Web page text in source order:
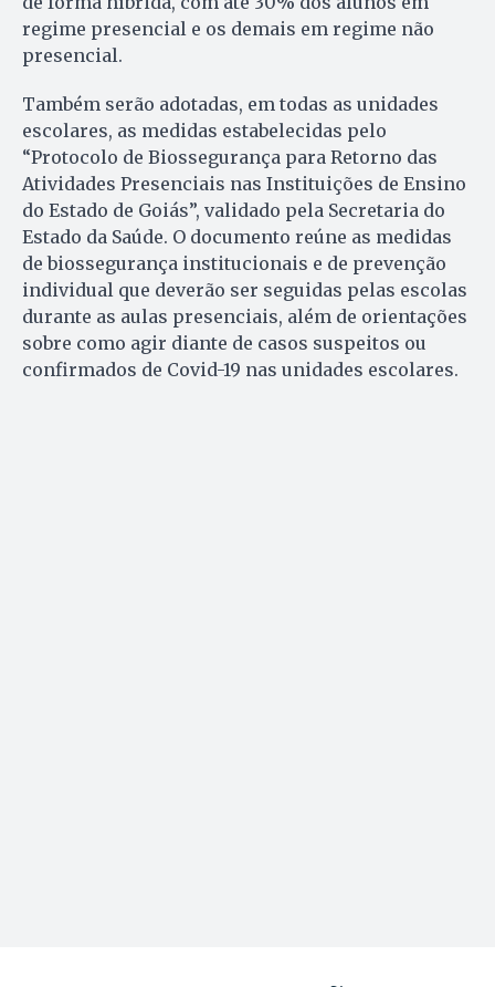
regime presencial e os demais em regime não
presencial.
Também serão adotadas, em todas as unidades
escolares, as medidas estabelecidas pelo
“Protocolo de Biossegurança para Retorno das
Atividades Presenciais nas Instituições de Ensino
do Estado de Goiás”, validado pela Secretaria do
Estado da Saúde. O documento reúne as medidas
de biossegurança institucionais e de prevenção
individual que deverão ser seguidas pelas escolas
durante as aulas presenciais, além de orientações
sobre como agir diante de casos suspeitos ou
confirmados de Covid-19 nas unidades escolares.